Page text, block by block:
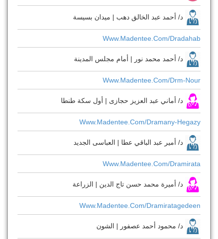
د/ أحمد عبد الخالق دهب | ميدان بسيسة
Www.madentee.com/dradahab
د/ أحمد محمد نور | أمام مجلس المدينة
Www.madentee.com/drm-Nour
د/ أماني عبد العزيز حجازى | أول سكة طنطا
Www.madentee.com/dramany-Hegazy
د/ أمير عبد الباقي عطا | العباسى الجديد
Www.madentee.com/dramirata
د/ أميرة محمد حسن تاج الدين | الزراعة
Www.madentee.com/dramiratagedeen
د/ محمود أحمد عصفور | الشون